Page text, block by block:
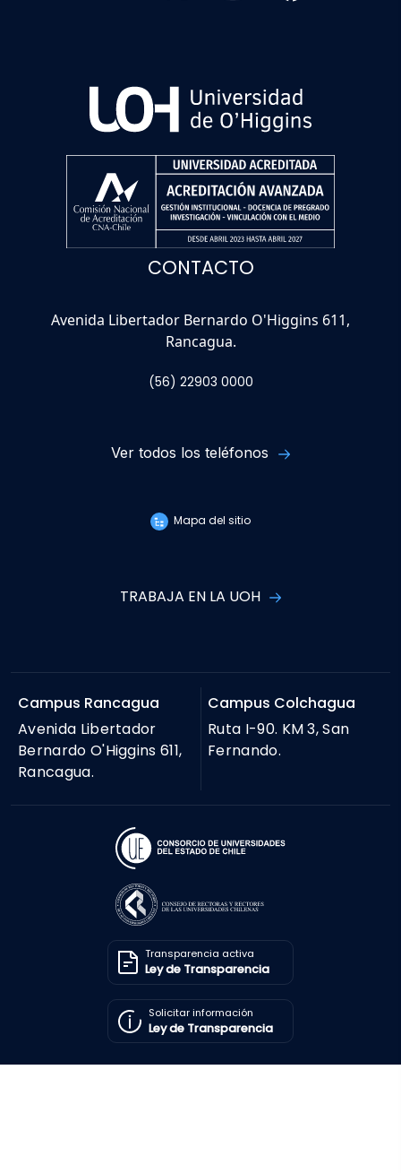
CONTACTO
Avenida Libertador Bernardo O'Higgins 611,
Rancagua.
(56) 22903 0000
Ver todos los teléfonos
Mapa del sitio
TRABAJA EN LA UOH
Campus Rancagua
Avenida Libertador
Bernardo O'Higgins 611,
Rancagua.
Campus Colchagua
Ruta I-90. KM 3, San
Fernando.
Transparencia activa
Ley de Transparencia
Solicitar información
Ley de Transparencia